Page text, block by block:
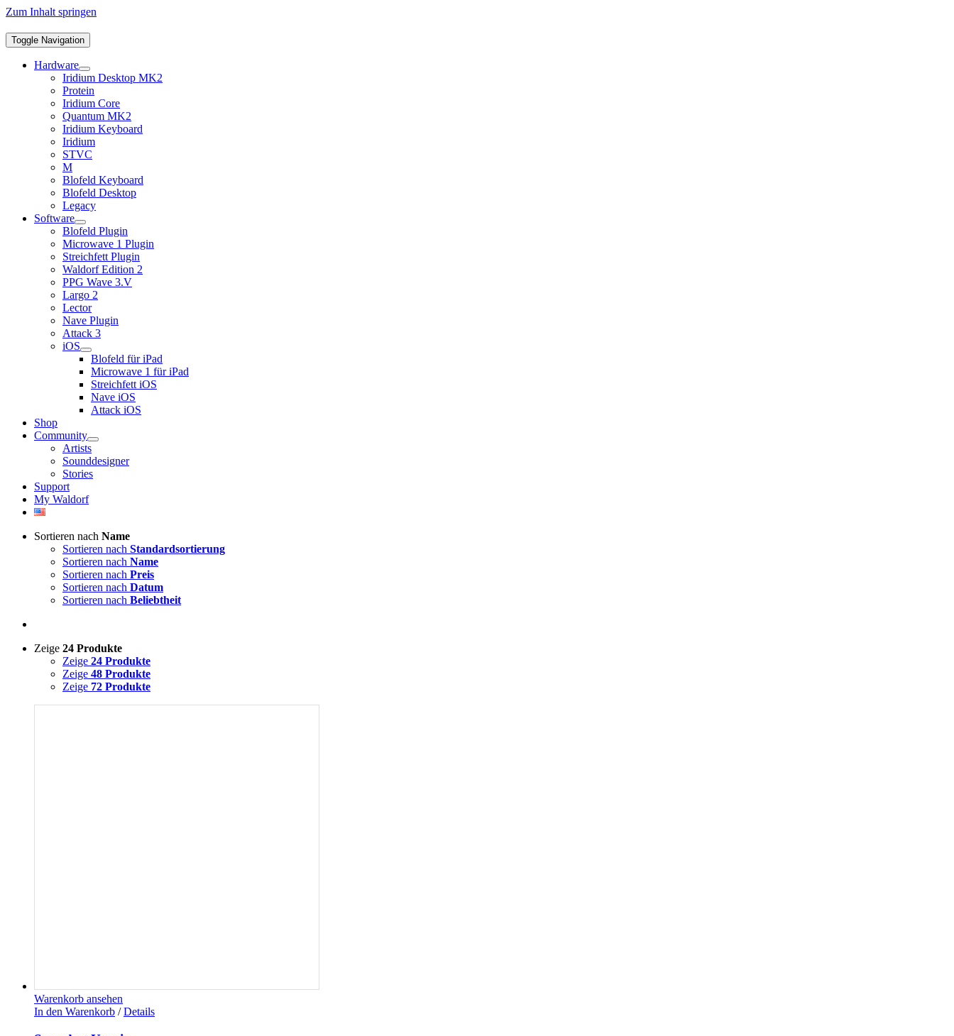
Zum Inhalt springen
Toggle Navigation
Hardware
Iridium Desktop MK2
Protein
Iridium Core
Quantum MK2
Iridium Keyboard
Iridium
STVC
M
Blofeld Keyboard
Blofeld Desktop
Legacy
Software
Blofeld Plugin
Microwave 1 Plugin
Streichfett Plugin
Waldorf Edition 2
PPG Wave 3.V
Largo 2
Lector
Nave Plugin
Attack 3
iOS
Blofeld für iPad
Microwave 1 für iPad
Streichfett iOS
Nave iOS
Attack iOS
Shop
Community
Artists
Sounddesigner
Stories
Support
My Waldorf
Sortieren nach Name
Sortieren nach Standardsortierung
Sortieren nach Name
Sortieren nach Preis
Sortieren nach Datum
Sortieren nach Beliebtheit
Zeige 24 Produkte
Zeige 24 Produkte
Zeige 48 Produkte
Zeige 72 Produkte
Warenkorb ansehen
In den Warenkorb / Details